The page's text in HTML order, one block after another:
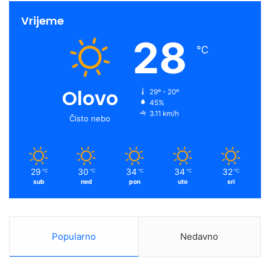
Vrijeme
Olovo
Čisto nebo
28 ℃
29º - 20º
45%
3.11 km/h
29 ℃
sub
30 ℃
ned
34 ℃
pon
34 ℃
uto
32 ℃
sri
Popularno Nedavno